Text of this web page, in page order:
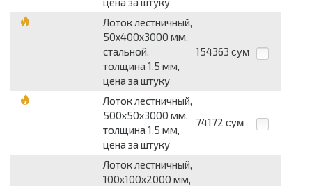
Лоток лестничный,
50х400х3000 мм,
стальной,
толщина 1.5 мм,
цена за штуку
154363 сум
Лоток лестничный,
500х50х3000 мм,
толщина 1.5 мм,
цена за штуку
74172 сум
Лоток лестничный,
100х100х2000 мм,